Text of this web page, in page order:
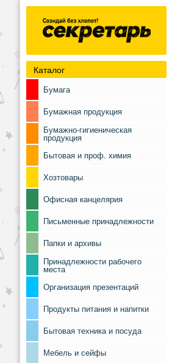
Каталог
Бумага
Бумажная продукция
Бумажно-гигиеническая
продукция
Бытовая и проф. химия
Хозтовары
Офисная канцелярия
Письменные принадлежности
Папки и архивы
Принадлежности рабочего
места
Организация презентаций
Продукты питания и напитки
Бытовая техника и посуда
Мебель и сейфы